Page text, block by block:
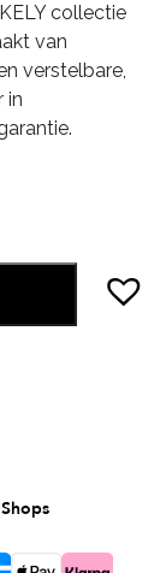
collectie
van
verstelbare,
in